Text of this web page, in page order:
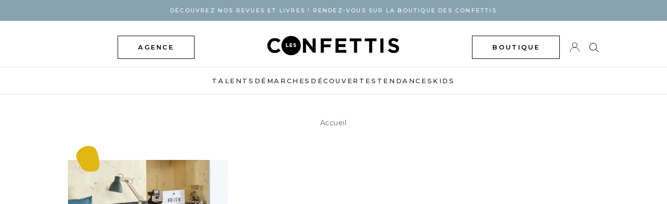
DÉCOUVREZ NOS REVUES ET LIVRES ! RENDEZ-VOUS SUR LA BOUTIQUE DES CONFETTIS
AGENCE BOUTIQUE
TALENTS DÉMARCHES DÉCOUVERTES TENDANCES KIDS
Accueil